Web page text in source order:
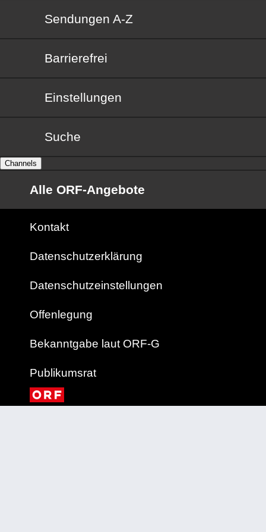
Sendungen von A bis Z
Sendungen A-Z
Barrierefrei
Barrierefrei
Einstellungen
Suche
Channels
Alle ORF-Angebote
Kontakt
Datenschutzerklärung
Datenschutzeinstellungen
Offenlegung
Bekanntgabe laut ORF-G
Publikumsrat